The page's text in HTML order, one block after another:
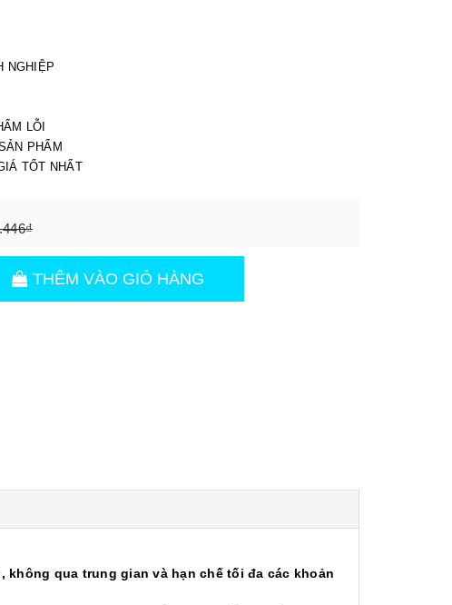
NGHIỆP
LỖI
PHẨM
TỐT NHẤT
THÊM VÀO GIỎ HÀNG
qua trung gian và hạn chế tối đa các khoản